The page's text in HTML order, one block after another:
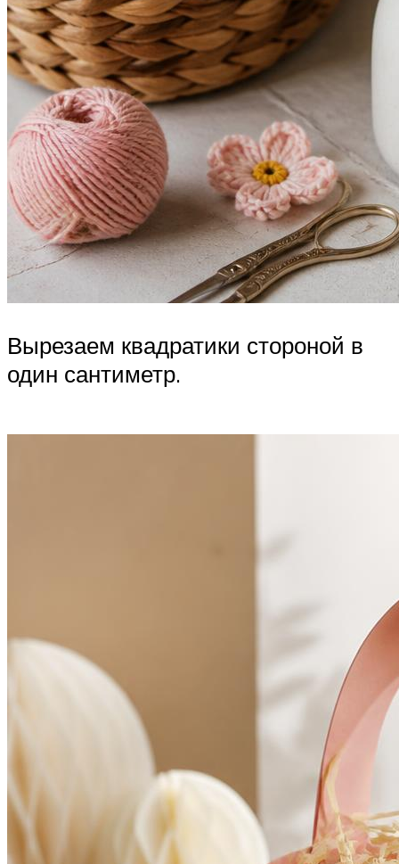
Вырезаем квадратики стороной в
один сантиметр.